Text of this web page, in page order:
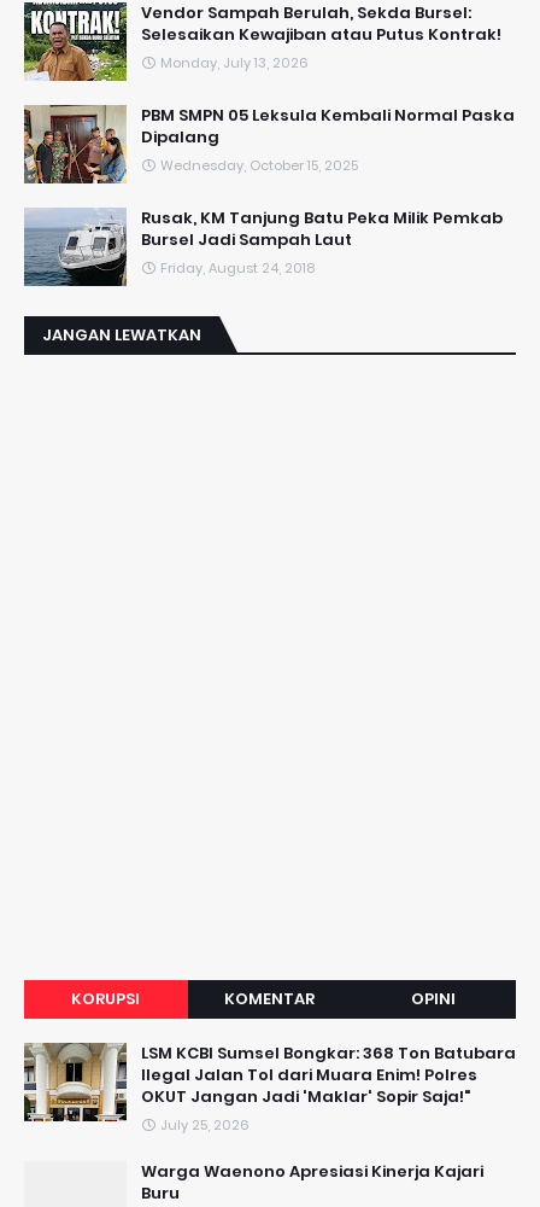
Vendor Sampah Berulah, Sekda Bursel:
Selesaikan Kewajiban atau Putus Kontrak!
Monday, July 13, 2026
PBM SMPN 05 Leksula Kembali Normal Paska
Dipalang
Wednesday, October 15, 2025
Rusak, KM Tanjung Batu Peka Milik Pemkab
Bursel Jadi Sampah Laut
Friday, August 24, 2018
JANGAN LEWATKAN
KORUPSI KOMENTAR OPINI
LSM KCBI Sumsel Bongkar: 368 Ton Batubara
Ilegal Jalan Tol dari Muara Enim! Polres
OKUT Jangan Jadi 'Maklar' Sopir Saja!"
July 25, 2026
Warga Waenono Apresiasi Kinerja Kajari
Buru